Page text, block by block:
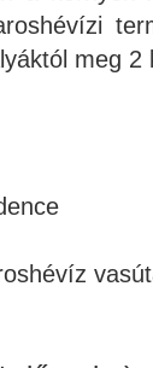
meg 2